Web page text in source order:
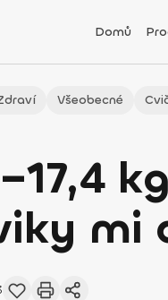
Domů
Všeobecné
mi